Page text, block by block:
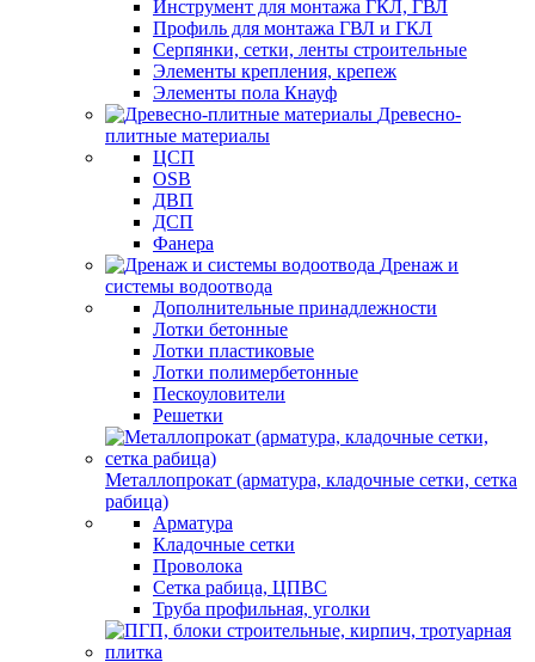
Инструмент для монтажа ГКЛ, ГВЛ
Профиль для монтажа ГВЛ и ГКЛ
Серпянки, сетки, ленты строительные
Элементы крепления, крепеж
Элементы пола Кнауф
Древесно-
плитные материалы
ЦСП
OSB
ДВП
ДСП
Фанера
Дренаж и
системы водоотвода
Дополнительные принадлежности
Лотки бетонные
Лотки пластиковые
Лотки полимербетонные
Пескоуловители
Решетки
Металлопрокат (арматура, кладочные сетки, сетка
рабица)
Арматура
Кладочные сетки
Проволока
Сетка рабица, ЦПВС
Труба профильная, уголки